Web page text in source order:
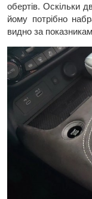
обертів. Оскільки
йому потрібно
видно за